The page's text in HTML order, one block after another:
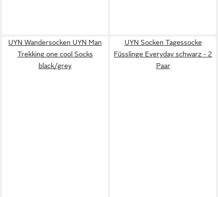
UYN Wandersocken UYN Man
Trekking one cool Socks
black/grey
UYN Socken Tagessocke
Füsslinge Everyday schwarz - 2
Paar